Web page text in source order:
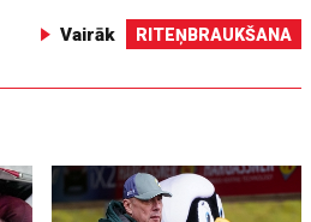
Vairāk RITEŅBRAUKŠANA